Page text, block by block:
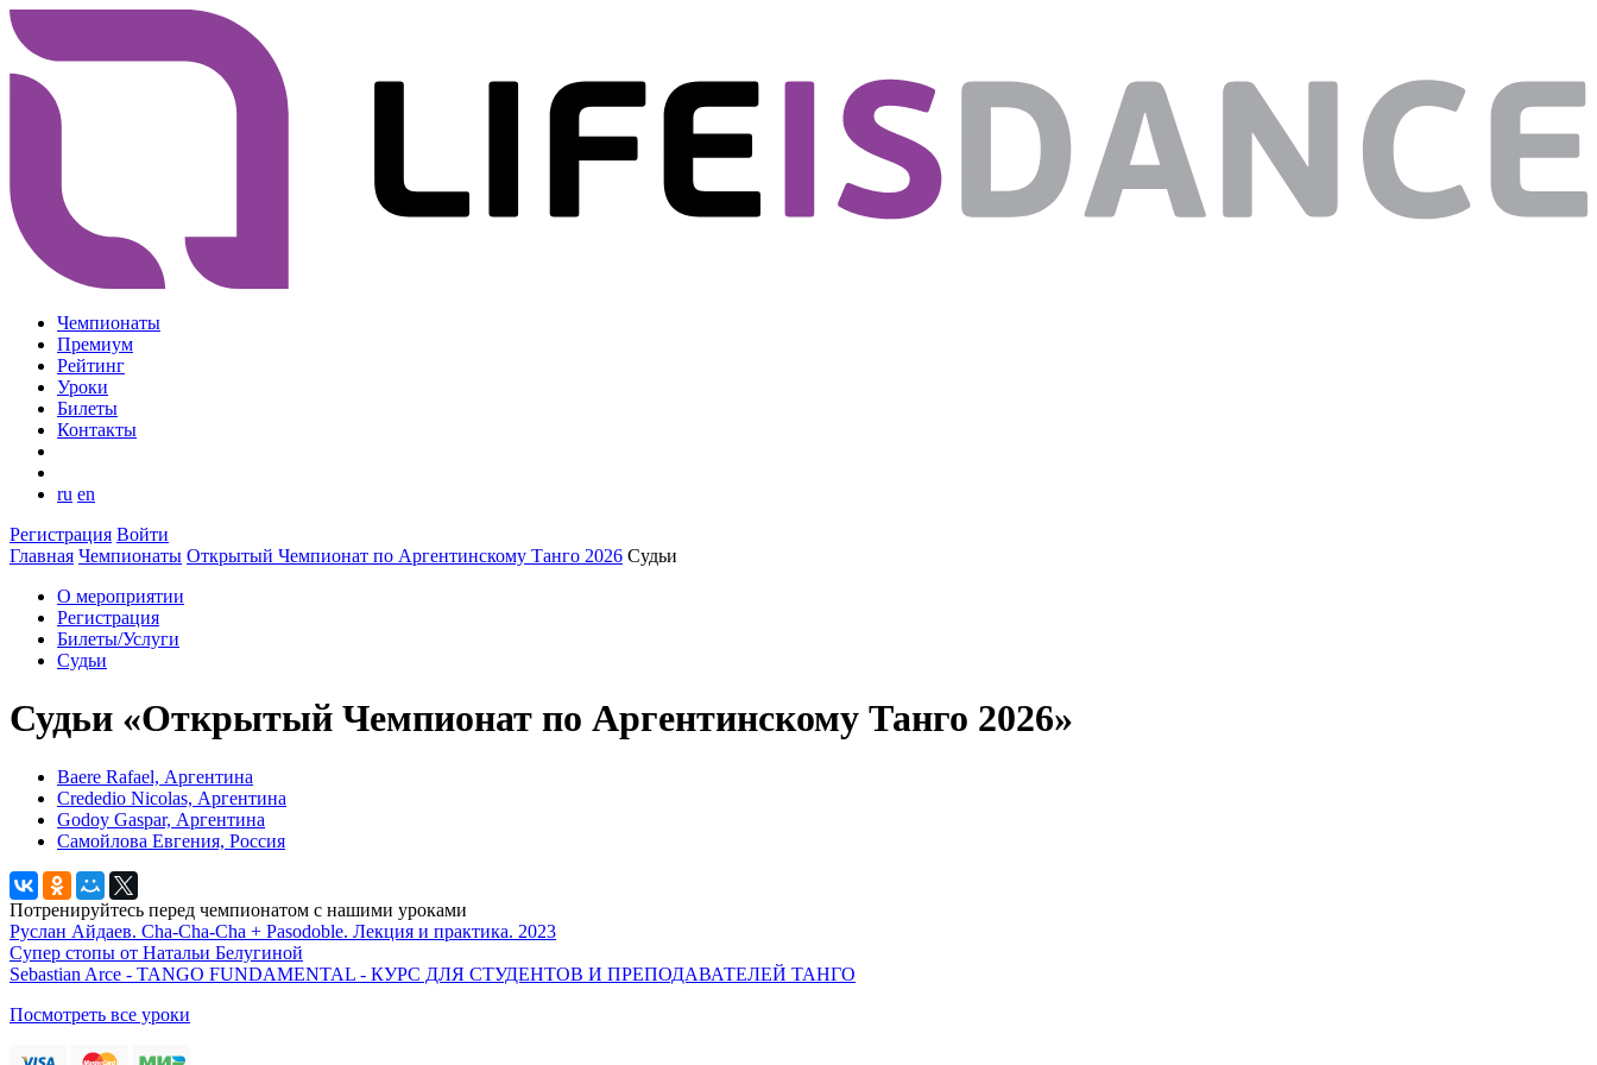
Чемпионаты
Премиум
Рейтинг
Уроки
Билеты
Контакты
ru en
Регистрация Войти
Главная Чемпионаты Открытый Чемпионат по Аргентинскому Танго 2026 Судьи
О мероприятии
Регистрация
Билеты/Услуги
Судьи
Судьи «Открытый Чемпионат по Аргентинскому Танго 2026»
Baere Rafael, Аргентина
Crededio Nicolas, Аргентина
Godoy Gaspar, Аргентина
Самойлова Евгения, Россия
Потренируйтесь перед чемпионатом с нашими уроками
Руслан Айдаев. Cha-Cha-Cha + Pasodoble. Лекция и практика. 2023
Супер стопы от Натальи Белугиной
Sebastian Arce - TANGO FUNDAMENTAL - КУРС ДЛЯ СТУДЕНТОВ И ПРЕПОДАВАТЕЛЕЙ ТАНГО
Посмотреть все уроки